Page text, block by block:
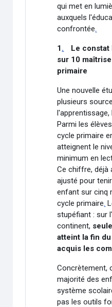
qui met en
auxquels
confrontée.
1.
Le constat
sur 10
primaire
Une nouvelle
plusieurs
Parmi les
cycle primaire
atteignent le
minimum en
Ce chiffre, déjà
ajusté pour
enfant sur cinq
cycle primaire.
stupéfiant : sur
continent,
atteint la fin
acquis les
Concrètement,
majorité des
système
pas les outils